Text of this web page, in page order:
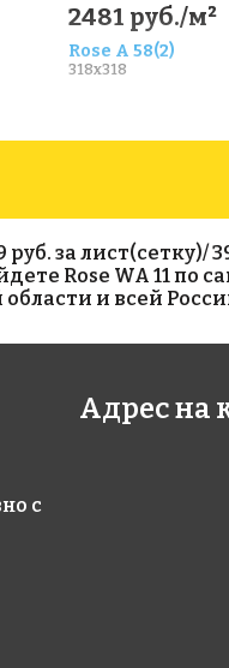
2481 руб./м²
Rose A 58(2)
318x318
3919 руб./м²
Rose G 68
за лист(сетку)/
Rose WA 11 по
и всей
с
Адрес на